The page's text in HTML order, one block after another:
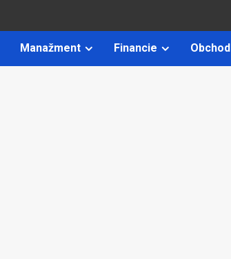
Manažment Financie Obchod